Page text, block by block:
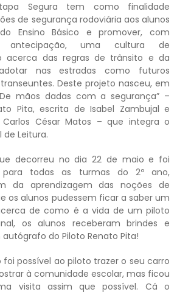
Segura tem como finalidade
de segurança rodoviária aos alunos
Ensino Básico e promover, com
uma cultura de
acerca das regras de trânsito e da
nas estradas como futuros
Deste projeto nasceu, em
mãos dadas com a segurança” –
Pita, escrita de Isabel Zambujal e
César Matos – que integra o
de Leitura.
decorreu no dia 22 de maio e foi
para todas as turmas do 2º ano,
da aprendizagem das noções de
os alunos pudessem ficar a saber um
de como é a vida de um piloto
os alunos receberam brindes e
do Piloto Renato Pita!
foi possível ao piloto trazer o seu carro
à comunidade escolar, mas ficou
visita assim que possível. Cá o